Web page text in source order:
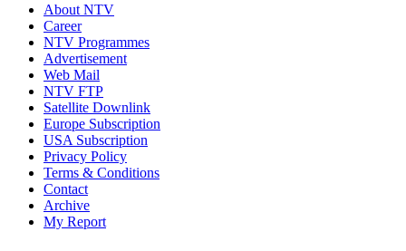
About NTV
Career
NTV Programmes
Advertisement
Web Mail
NTV FTP
Satellite Downlink
Europe Subscription
USA Subscription
Privacy Policy
Terms & Conditions
Contact
Archive
My Report